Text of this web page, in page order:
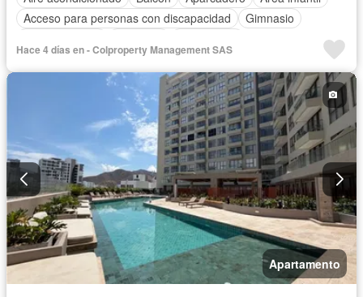
Acceso para personas con discapacidad
Gimnasio
Vista panorámica
Sauna Seguridad privada
Hace 4 días en - Colproperty Management SAS
Apartamento